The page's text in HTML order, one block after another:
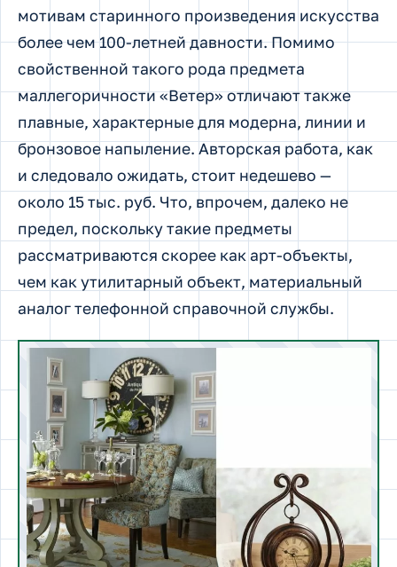
мотивам старинного произведения искусства
более чем 100-летней давности. Помимо
свойственной такого рода предмета
маллегоричности «Ветер» отличают также
плавные, характерные для модерна, линии и
бронзовое напыление. Авторская работа, как
и следовало ожидать, стоит недешево —
около 15 тыс. руб. Что, впрочем, далеко не
предел, поскольку такие предметы
рассматриваются скорее как арт-объекты,
чем как утилитарный объект, материальный
аналог телефонной справочной службы.